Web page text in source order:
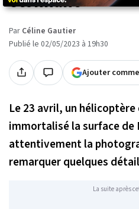
Par Céline Gautier
Publié le 02/05/2023 à 19h30
Ajouter
Le 23 avril, un hélicoptère
immortalisé la surface de
attentivement la
remarquer quelques
La suite après